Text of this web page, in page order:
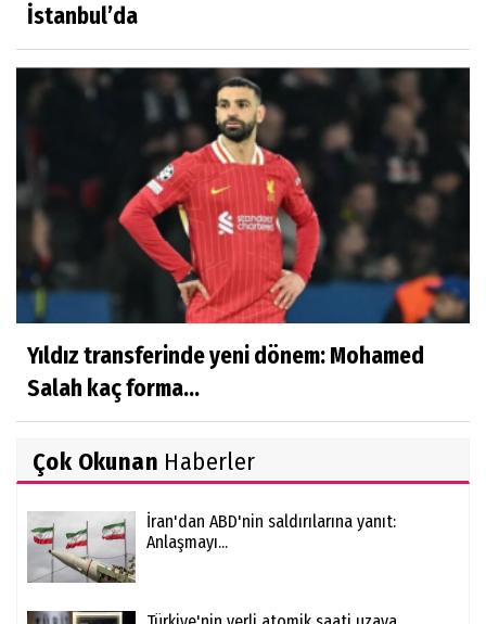
İstanbul’da
Yıldız transferinde yeni dönem: Mohamed
Salah kaç forma...
Çok Okunan Haberler
İran'dan ABD'nin saldırılarına yanıt:
Anlaşmayı...